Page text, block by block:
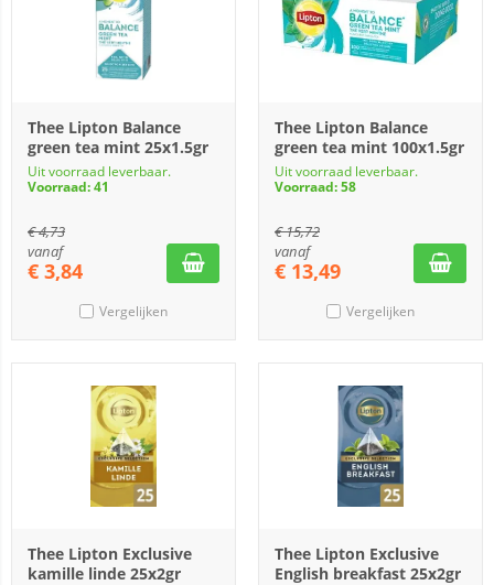
Thee Lipton Balance
green tea mint 25x1.5gr
Uit voorraad leverbaar.
Voorraad: 41
€4,73
vanaf
€ 3,84
Vergelijken
Thee Lipton Balance
green tea mint 100x1.5gr
Uit voorraad leverbaar.
Voorraad: 58
€15,72
vanaf
€ 13,49
Vergelijken
Thee Lipton Exclusive
kamille linde 25x2gr
Thee Lipton Exclusive
English breakfast 25x2gr